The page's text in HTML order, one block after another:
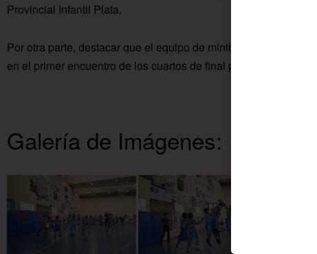
Provincial Infantil Plata.
Por otra parte, destacar que el equipo de minibasket femenino
en el primer encuentro de los cuartos de final por 56-16 a CB
Galería de Imágenes: